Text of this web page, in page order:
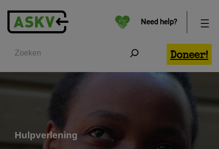
Zoeken
Doneer!
Need help?
Hulpverlening